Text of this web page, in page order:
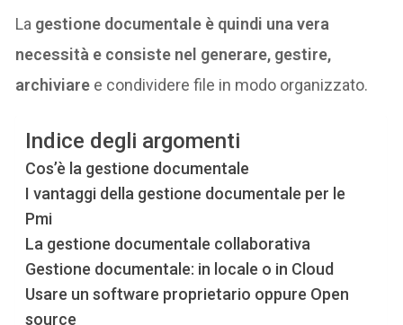
La gestione documentale è quindi una vera
necessità e consiste nel generare, gestire,
archiviare e condividere file in modo organizzato.
Indice degli argomenti
Cos’è la gestione documentale
I vantaggi della gestione documentale per le
Pmi
La gestione documentale collaborativa
Gestione documentale: in locale o in Cloud
Usare un software proprietario oppure Open
source